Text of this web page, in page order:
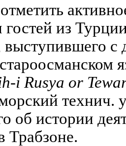
гостей из
с
i Rusya or
технич.
об истории
Трабзоне.